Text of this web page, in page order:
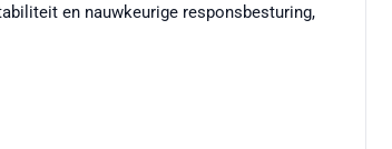
en nauwkeurige responsbesturing,